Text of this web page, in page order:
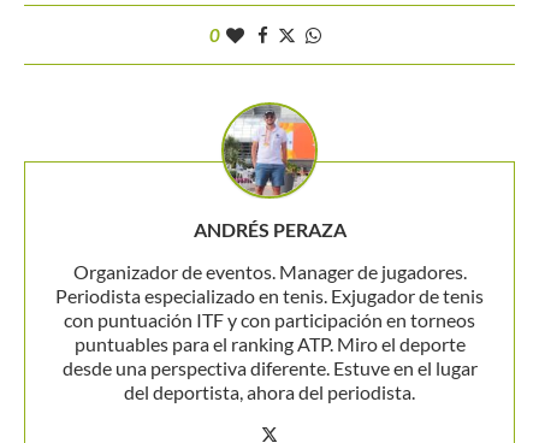
0
ANDRÉS PERAZA
Organizador de eventos. Manager de jugadores.
Periodista especializado en tenis. Exjugador de tenis
con puntuación ITF y con participación en torneos
puntuables para el ranking ATP. Miro el deporte
desde una perspectiva diferente. Estuve en el lugar
del deportista, ahora del periodista.